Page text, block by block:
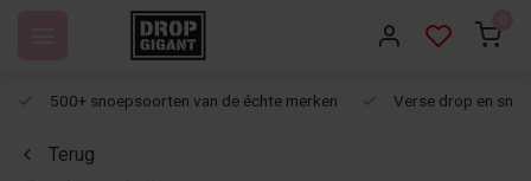
500+ snoepsoorten van de échte merken Verse drop en
Terug